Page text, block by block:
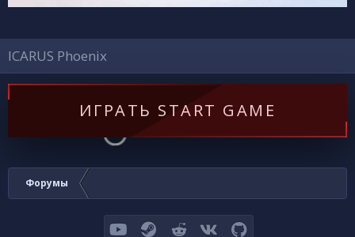
ICARUS Phoenix
ИГРАТЬ START GAME
Форумы
youtubeSteamReddit VK GitHub